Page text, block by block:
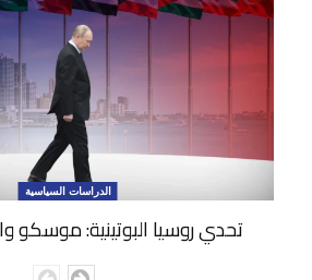
الدراسات السياسية
تحدي روسيا البوتينية: موسكو